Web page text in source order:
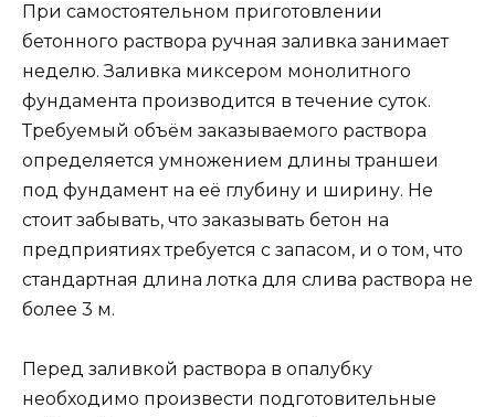
При самостоятельном приготовлении
бетонного раствора ручная заливка занимает
неделю. Заливка миксером монолитного
фундамента производится в течение суток.
Требуемый объём заказываемого раствора
определяется умножением длины траншеи
под фундамент на её глубину и ширину. Не
стоит забывать, что заказывать бетон на
предприятиях требуется с запасом, и о том, что
стандартная длина лотка для слива раствора не
более 3 м.
Перед заливкой раствора в опалубку
необходимо произвести подготовительные